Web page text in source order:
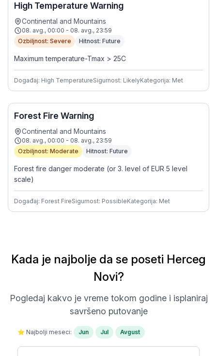
High Temperature Warning
Continental and Mountains
08. avg., 00:00 - 08. avg., 23:59
Ozbiljnost: Severe
Hitnost: Future
Maximum temperature-Tmax > 25C
Događaj: High TemperatureSigurnost: LikelyKategorija: Met
Forest Fire Warning
Continental and Mountains
08. avg., 00:00 - 08. avg., 23:59
Ozbiljnost: Moderate
Hitnost: Future
Forest fire danger moderate (or 3. level of EUR 5 level
scale)
Događaj: Forest FireSigurnost: PossibleKategorija: Met
Kada je najbolje da se poseti Herceg
Novi?
Pogledaj kakvo je vreme tokom godine i isplaniraj
savršeno putovanje
⭐ Najbolji meseci: Jun Jul Avgust